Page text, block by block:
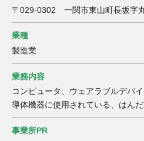
〒029-0302 一関市東山町長坂字
業種
製造業
業務内容
コンピュータ、ウェアラブルデバ
導体機器に使用されている、はん
事業所PR